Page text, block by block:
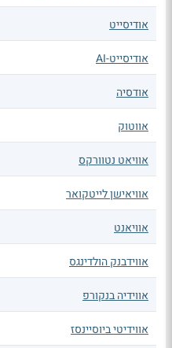
אודיסייט
אודיסייט-AI
אודסיה
אווטוק
אוויאט נטוורקס
אוויאישן לייטקואר
אוויאנט
אווידבנק הולדינגס
אווידיה בנקורפ
אווידיטי ביוסיינסז